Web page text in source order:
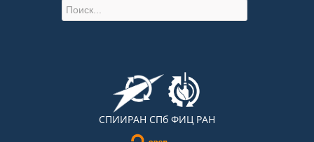
СПИИРАН СПб ФИЦ РАН